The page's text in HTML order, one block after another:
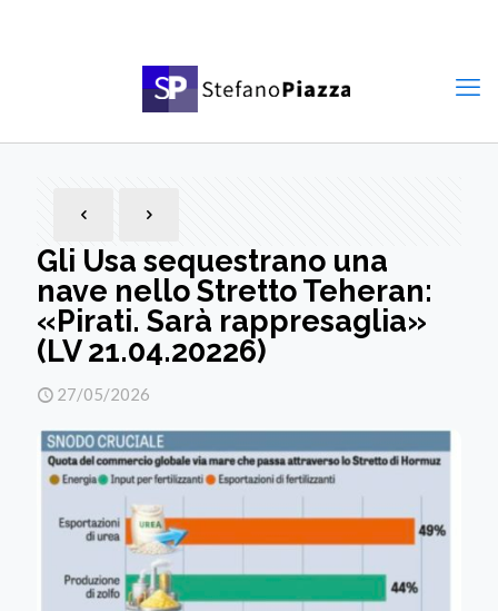
Gli Usa sequestrano una
nave nello Stretto Teheran:
«Pirati. Sarà rappresaglia»
(LV 21.04.20226)
27/05/2026